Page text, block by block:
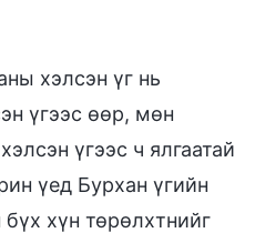
хэлсэн үг нь
үгээс өөр, мөн
үгээс ч ялгаатай
үед Бурхан үгийн
хүн төрөлхтнийг